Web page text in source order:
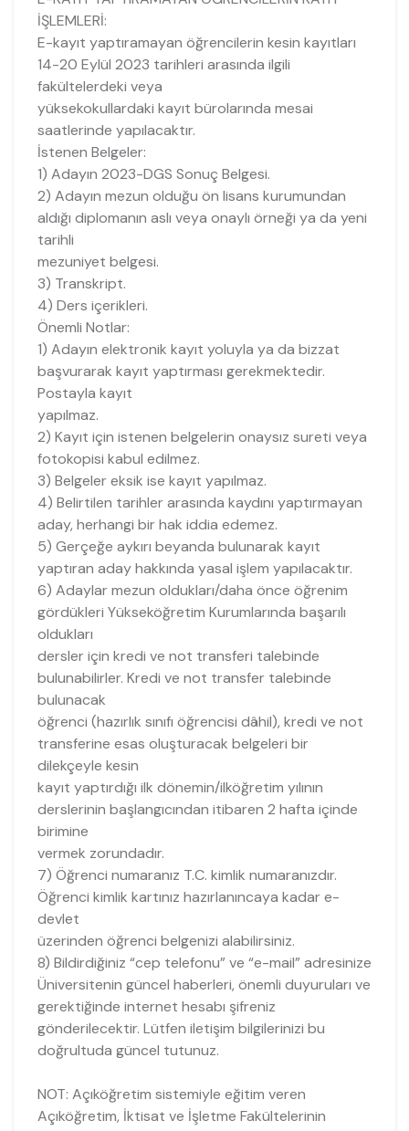
İŞLEMLERİ:
E-kayıt yaptıramayan öğrencilerin kesin kayıtları
14-20 Eylül 2023 tarihleri arasında ilgili
fakültelerdeki veya
yüksekokullardaki kayıt bürolarında mesai
saatlerinde yapılacaktır.
İstenen Belgeler:
1) Adayın 2023-DGS Sonuç Belgesi.
2) Adayın mezun olduğu ön lisans kurumundan
aldığı diplomanın aslı veya onaylı örneği ya da yeni
tarihli
mezuniyet belgesi.
3) Transkript.
4) Ders içerikleri.
Önemli Notlar:
1) Adayın elektronik kayıt yoluyla ya da bizzat
başvurarak kayıt yaptırması gerekmektedir.
Postayla kayıt
yapılmaz.
2) Kayıt için istenen belgelerin onaysız sureti veya
fotokopisi kabul edilmez.
3) Belgeler eksik ise kayıt yapılmaz.
4) Belirtilen tarihler arasında kaydını yaptırmayan
aday, herhangi bir hak iddia edemez.
5) Gerçeğe aykırı beyanda bulunarak kayıt
yaptıran aday hakkında yasal işlem yapılacaktır.
6) Adaylar mezun oldukları/daha önce öğrenim
gördükleri Yükseköğretim Kurumlarında başarılı
oldukları
dersler için kredi ve not transferi talebinde
bulunabilirler. Kredi ve not transfer talebinde
bulunacak
öğrenci (hazırlık sınıfı öğrencisi dâhil), kredi ve not
transferine esas oluşturacak belgeleri bir
dilekçeyle kesin
kayıt yaptırdığı ilk dönemin/ilköğretim yılının
derslerinin başlangıcından itibaren 2 hafta içinde
birimine
vermek zorundadır.
7) Öğrenci numaranız T.C. kimlik numaranızdır.
Öğrenci kimlik kartınız hazırlanıncaya kadar e-
devlet
üzerinden öğrenci belgenizi alabilirsiniz.
8) Bildirdiğiniz “cep telefonu” ve “e-mail” adresinize
Üniversitenin güncel haberleri, önemli duyuruları ve
gerektiğinde internet hesabı şifreniz
gönderilecektir. Lütfen iletişim bilgilerinizi bu
doğrultuda güncel tutunuz.
NOT: Açıköğretim sistemiyle eğitim veren
Açıköğretim, İktisat ve İşletme Fakültelerinin